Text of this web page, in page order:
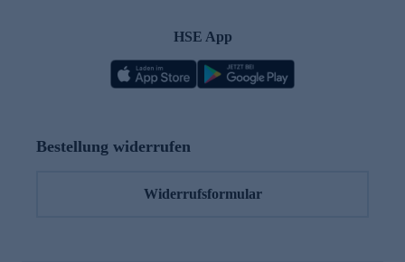
HSE App
Bestellung widerrufen
Widerrufsformular